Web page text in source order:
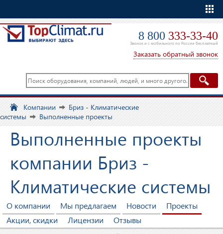
8 800 333-33-40
Звонок и с мобильного по России бесплатный
Заказать обратный звонок
Компании
Бриз - Климатические
системы
Выполненные проекты
Выполненные проекты
компании Бриз -
Климатические системы
О компании Мы предлагаем Новости
Проекты
Акции, скидки
Лицензии Отзывы